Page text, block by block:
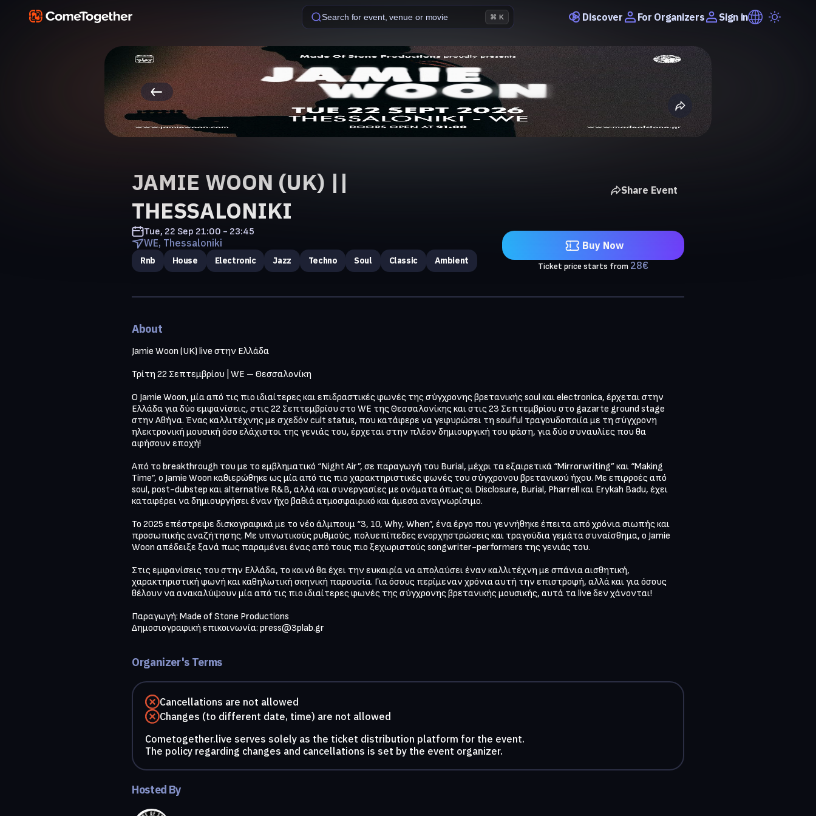
Search for event, venue or movie ⌘ K Discover For Organizers Sign in
JAMIE WOON (UK) ||
THESSALONIKI
Tue, 22 Sep 21:00 - 23:45
WE, Thessaloniki
Rnb House Electronic Jazz Techno Soul Classic Ambient
Share Event
Buy Now
Ticket price starts from 28€
About
Jamie Woon (UK) live στην Ελλάδα
Τρίτη 22 Σεπτεμβρίου | WE – Θεσσαλονίκη
Ο Jamie Woon, μία από τις πιο ιδιαίτερες και επιδραστικές φωνές της σύγχρονης βρετανικής soul και electronica, έρχεται στην
Ελλάδα για δύο εμφανίσεις, στις 22 Σεπτεμβρίου στο WE της Θεσσαλονίκης και στις 23 Σεπτεμβρίου στο gazarte ground stage
στην Αθήνα. Ένας καλλιτέχνης με σχεδόν cult status, που κατάφερε να γεφυρώσει τη soulful τραγουδοποιία με τη σύγχρονη
ηλεκτρονική μουσική όσο ελάχιστοι της γενιάς του, έρχεται στην πλέον δημιουργική του φάση, για δύο συναυλίες που θα
αφήσουν εποχή!
Από το breakthrough του με το εμβληματικό “Night Air”, σε παραγωγή του Burial, μέχρι τα εξαιρετικά “Mirrorwriting” και “Making
Time”, ο Jamie Woon καθιερώθηκε ως μία από τις πιο χαρακτηριστικές φωνές του σύγχρονου βρετανικού ήχου. Με επιρροές από
soul, post-dubstep και alternative R&B, αλλά και συνεργασίες με ονόματα όπως οι Disclosure, Burial, Pharrell και Erykah Badu, έχει
καταφέρει να δημιουργήσει έναν ήχο βαθιά ατμοσφαιρικό και άμεσα αναγνωρίσιμο.
Το 2025 επέστρεψε δισκογραφικά με το νέο άλμπουμ “3, 10, Why, When”, ένα έργο που γεννήθηκε έπειτα από χρόνια σιωπής και
προσωπικής αναζήτησης. Με υπνωτικούς ρυθμούς, πολυεπίπεδες ενορχηστρώσεις και τραγούδια γεμάτα συναίσθημα, ο Jamie
Woon απέδειξε ξανά πως παραμένει ένας από τους πιο ξεχωριστούς songwriter-performers της γενιάς του.
Στις εμφανίσεις του στην Ελλάδα, το κοινό θα έχει την ευκαιρία να απολαύσει έναν καλλιτέχνη με σπάνια αισθητική,
χαρακτηριστική φωνή και καθηλωτική σκηνική παρουσία. Για όσους περίμεναν χρόνια αυτή την επιστροφή, αλλά και για όσους
θέλουν να ανακαλύψουν μία από τις πιο ιδιαίτερες φωνές της σύγχρονης βρετανικής μουσικής, αυτά τα live δεν χάνονται!
Παραγωγή: Made of Stone Productions
Δημοσιογραφική επικοινωνία: press@3plab.gr
Organizer's Terms
Cancellations are not allowed
Changes (to different date, time) are not allowed
Cometogether.live serves solely as the ticket distribution platform for the event.
The policy regarding changes and cancellations is set by the event organizer.
Hosted By